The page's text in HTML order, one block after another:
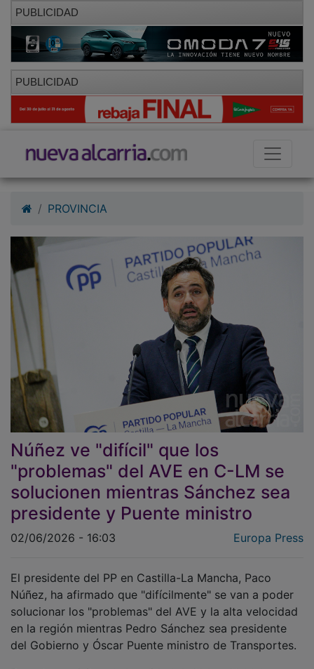
PUBLICIDAD
PUBLICIDAD
Núñez ve "difícil" que los
"problemas" del AVE en C-LM se
solucionen mientras Sánchez sea
presidente y Puente ministro
02/06/2026 - 16:03
Núñez, ha afirmado que "difícilmente" se van a poder
solucionar los "problemas" del AVE y la alta velocidad
en la región mientras Pedro Sánchez sea presidente
del Gobierno y Óscar Puente ministro de Transportes.